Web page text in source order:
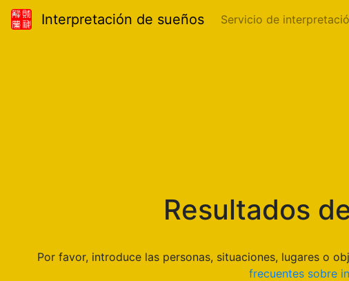
Interpretación de sueños Servicio de
Resultados
Por favor, introduce las personas, situaciones, lugares o
frecuentes sobre